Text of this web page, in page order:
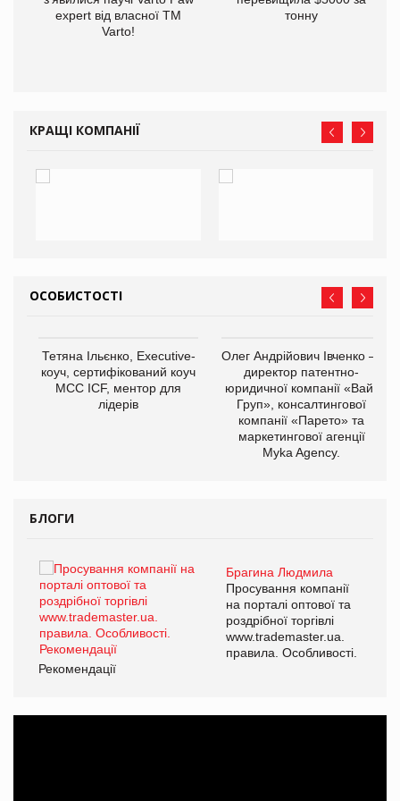
expert від власної ТМ
Varto!
тонну
КРАЩІ КОМПАНІЇ
ОСОБИСТОСТІ
Тетяна Ільєнко, Executive-
коуч, сертифікований коуч
МСС ICF, ментор для
лідерів
Олег Андрійович Івченко —
директор патентно-
юридичної компанії «Вайз
Груп», консалтингової
компанії «Парето» та
маркетингової агенції
Myka Agency.
БЛОГИ
Брагина Людмила
Просування компанії
на порталі оптової та
роздрібної торгівлі
www.trademaster.ua.
правила. Особливості.
Рекомендації